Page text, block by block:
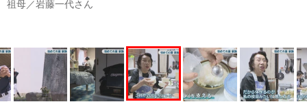
祖母／岩藤一代さん